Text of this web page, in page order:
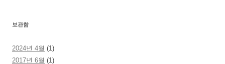
보관함
2024년 4월 (1)
2017년 6월 (1)